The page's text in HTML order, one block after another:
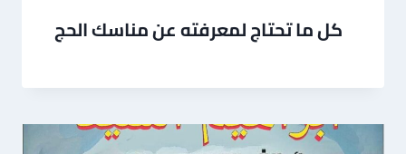
كل ما تحتاج لمعرفته عن مناسك الحج